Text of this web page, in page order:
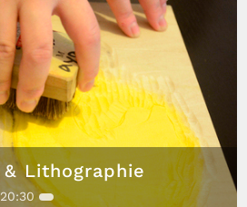
& Lithographie
20:30